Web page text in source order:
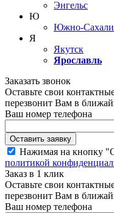
Энгельс
Ю
Южно-
Я
Якутск
Ярославль
Заказать звонок
Оставьте свои
перезвонит Вам в
Ваш номер телефона
Нажимая на кнопку
политикой
Заказ в 1 клик
Оставьте свои
перезвонит Вам в
Ваш номер телефона